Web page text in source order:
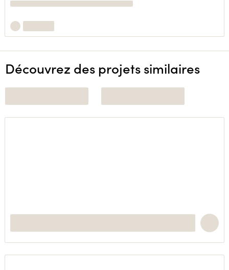
Découvrez des projets similaires